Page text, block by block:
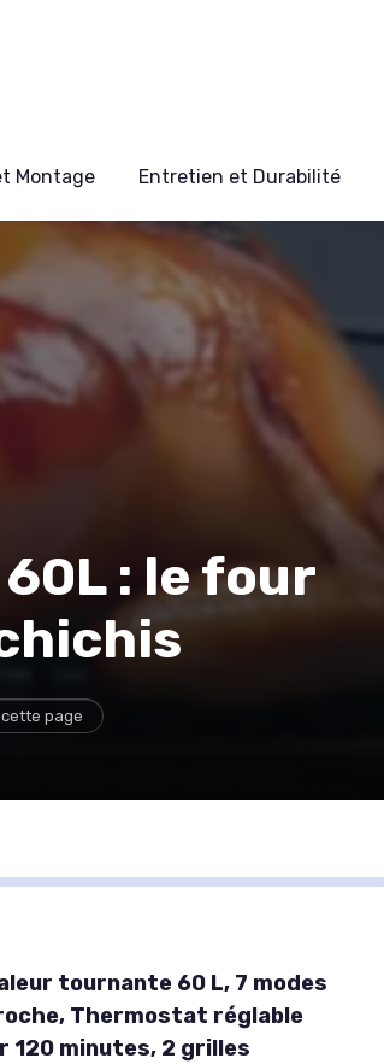
Montage Entretien et Durabilité
: le four
page
tournante 60 L, 7 modes
Thermostat réglable
120 minutes, 2 grilles